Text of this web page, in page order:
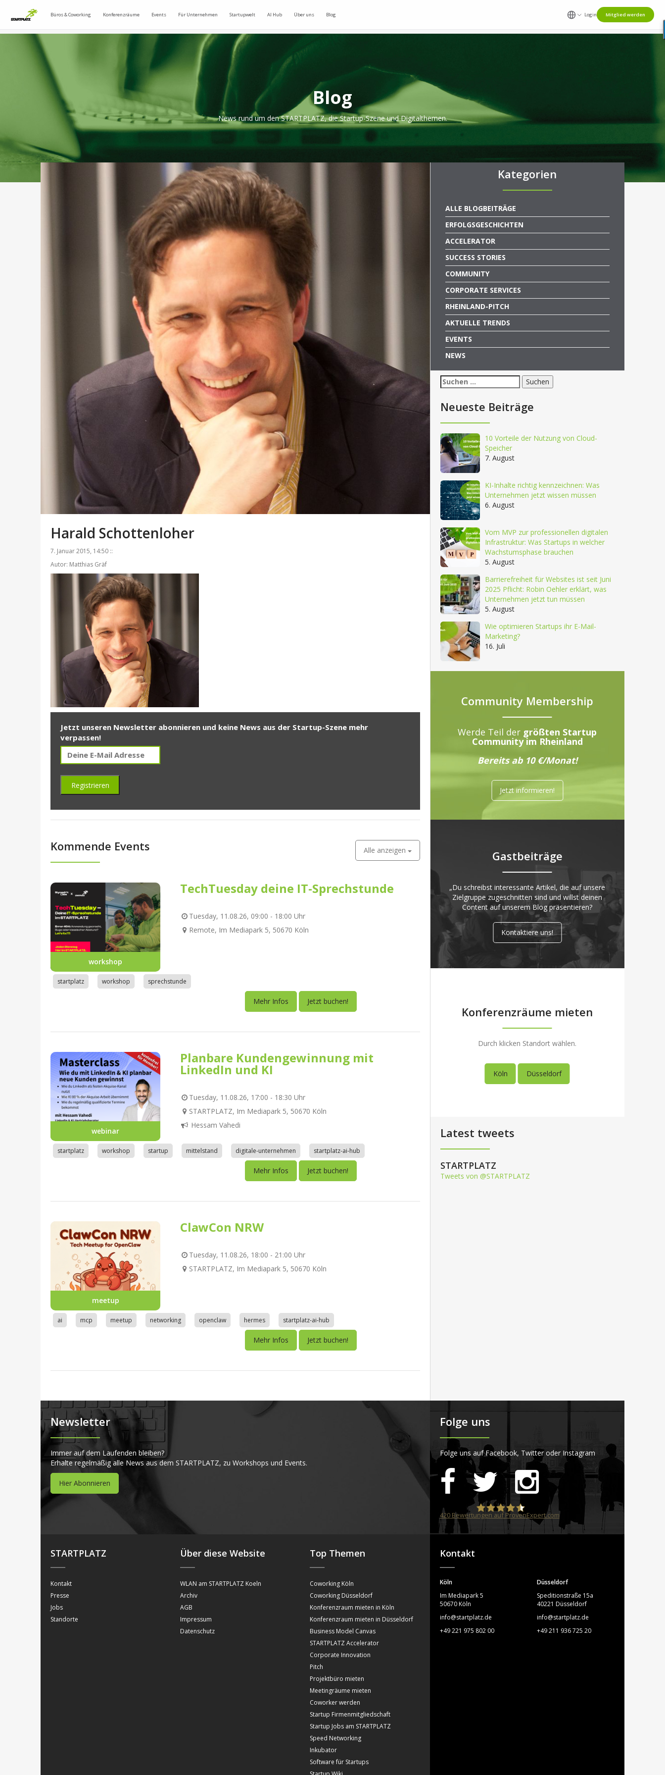
Büros & Coworking Konferenzräume Events Für Unternehmen Startupwelt AI Hub Über uns Blog Login Mitglied werden
Blog
News rund um den STARTPLATZ, die Startup-Szene und Digitalthemen.
Harald Schottenloher
7. Januar 2015, 14:50 ::
Autor: Matthias Gräf
Jetzt unseren Newsletter abonnieren und keine News aus der Startup-Szene mehr
verpassen!
Kommende Events Alle anzeigen
workshop
TechTuesday deine IT-Sprechstunde
Tuesday, 11.08.26, 09:00 - 18:00 Uhr
Remote, Im Mediapark 5, 50670 Köln
startplatz workshop sprechstunde
Mehr Infos Jetzt buchen!
webinar
Planbare Kundengewinnung mit
LinkedIn und KI
Tuesday, 11.08.26, 17:00 - 18:30 Uhr
STARTPLATZ, Im Mediapark 5, 50670 Köln
Hessam Vahedi
startplatz workshop startup mittelstand digitale-unternehmen startplatz-ai-hub
Mehr Infos Jetzt buchen!
meetup
ClawCon NRW
Tuesday, 11.08.26, 18:00 - 21:00 Uhr
STARTPLATZ, Im Mediapark 5, 50670 Köln
ai mcp meetup networking openclaw hermes startplatz-ai-hub
Mehr Infos Jetzt buchen!
Kategorien
ALLE BLOGBEITRÄGE
ERFOLGSGESCHICHTEN
ACCELERATOR
SUCCESS STORIES
COMMUNITY
CORPORATE SERVICES
RHEINLAND-PITCH
AKTUELLE TRENDS
EVENTS
NEWS
Suchen
nach:
Neueste Beiträge
10 Vorteile der Nutzung von Cloud-
Speicher
7. August
KI-Inhalte richtig kennzeichnen: Was
Unternehmen jetzt wissen müssen
6. August
Vom MVP zur professionellen digitalen
Infrastruktur: Was Startups in welcher
Wachstumsphase brauchen
5. August
Barrierefreiheit für Websites ist seit Juni
2025 Pflicht: Robin Oehler erklärt, was
Unternehmen jetzt tun müssen
5. August
Wie optimieren Startups ihr E-Mail-
Marketing?
16. Juli
Community Membership
Werde Teil der größten Startup
Community im Rheinland
Bereits ab 10 €/Monat!
Jetzt informieren!
Gastbeiträge
„Du schreibst interessante Artikel, die auf unsere
Zielgruppe zugeschnitten sind und willst deinen
Content auf unserem Blog präsentieren?
Kontaktiere uns!
Konferenzräume mieten
Durch klicken Standort wählen.
Köln Düsseldorf
Latest tweets
STARTPLATZ
Tweets von @STARTPLATZ
Newsletter
Immer auf dem Laufenden bleiben?
Erhalte regelmäßig alle News aus dem STARTPLATZ, zu Workshops und Events.
Hier Abonnieren
Folge uns
Folge uns auf Facebook, Twitter oder Instagram
STARTPLATZ
420Bewertungen auf ProvenExpert.com
STARTPLATZ
Kontakt
Presse
Jobs
Standorte
Über diese Website
WLAN am STARTPLATZ Koeln
Archiv
AGB
Impressum
Datenschutz
Top Themen
Coworking Köln
Coworking Düsseldorf
Konferenzraum mieten in Köln
Konferenzraum mieten in Düsseldorf
Business Model Canvas
STARTPLATZ Accelerator
Corporate Innovation
Pitch
Projektbüro mieten
Meetingräume mieten
Coworker werden
Startup Firmenmitgliedschaft
Startup Jobs am STARTPLATZ
Speed Networking
Inkubator
Software für Startups
Kontakt
Köln
Im Mediapark 5
50670 Köln
info@startplatz.de
+49 221 975 802 00
Düsseldorf
Speditionstraße 15a
40221 Düsseldorf
info@startplatz.de
+49 211 936 725 20